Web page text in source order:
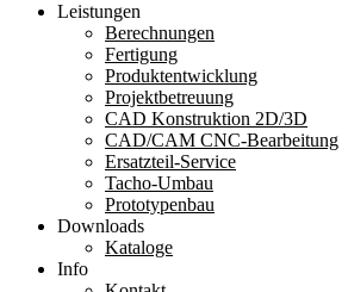
Leistungen
Berechnungen
Fertigung
Produktentwicklung
Projektbetreuung
CAD Konstruktion 2D/3D
CAD/CAM CNC-Bearbeitung
Ersatzteil-Service
Tacho-Umbau
Prototypenbau
Downloads
Kataloge
Info